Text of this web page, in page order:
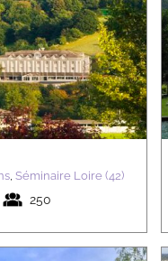
, Séminaire Loire (42)
250
Séminaire Haute-